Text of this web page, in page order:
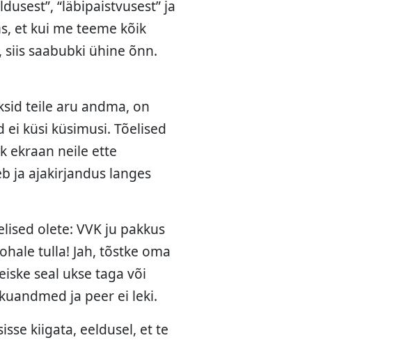
“läbipaistvusest” ja
et kui me teeme kõik
saabubki ühine õnn.
teile aru andma, on
küsi küsimusi. Tõelised
ekraan neile ette
ja ajakirjandus langes
olete: VVK ju pakkus
tulla! Jah, tõstke oma
seal ukse taga või
ja peer ei leki.
kiigata, eeldusel, et te